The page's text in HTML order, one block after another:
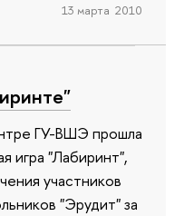
13 марта 2010
ГУ-ВШЭ прошла
игра "Лабиринт",
участников
"Эрудит" за